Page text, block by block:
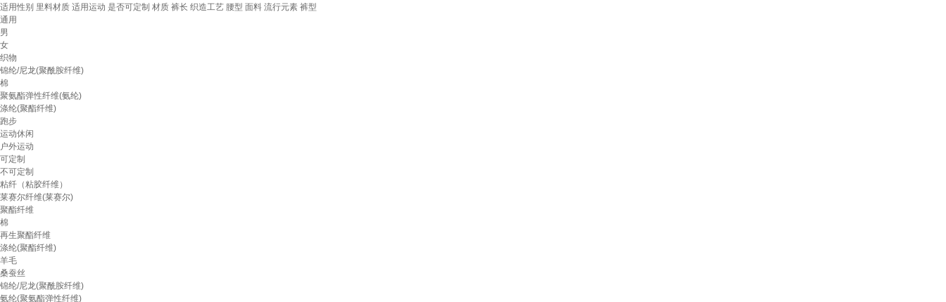
适用性别 里料材质 适用运动 是否可定制 材质 裤长 织造工艺 腰型 面料 流行元素 裤型
通用
男
女
织物
锦纶/尼龙(聚酰胺纤维)
棉
聚氨酯弹性纤维(氨纶)
涤纶(聚酯纤维)
跑步
运动休闲
户外运动
可定制
不可定制
粘纤（粘胶纤维）
莱赛尔纤维(莱赛尔)
聚酯纤维
棉
再生聚酯纤维
涤纶(聚酯纤维)
羊毛
桑蚕丝
锦纶/尼龙(聚酰胺纤维)
氨纶(聚氨酯弹性纤维)